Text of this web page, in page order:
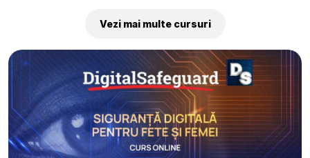
Vezi mai multe cursuri